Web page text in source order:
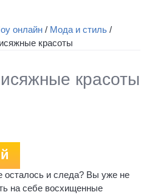
онлайн / Мода и стиль /
красоты
красоты
осталось и следа? Вы уже не
на себе восхищенные